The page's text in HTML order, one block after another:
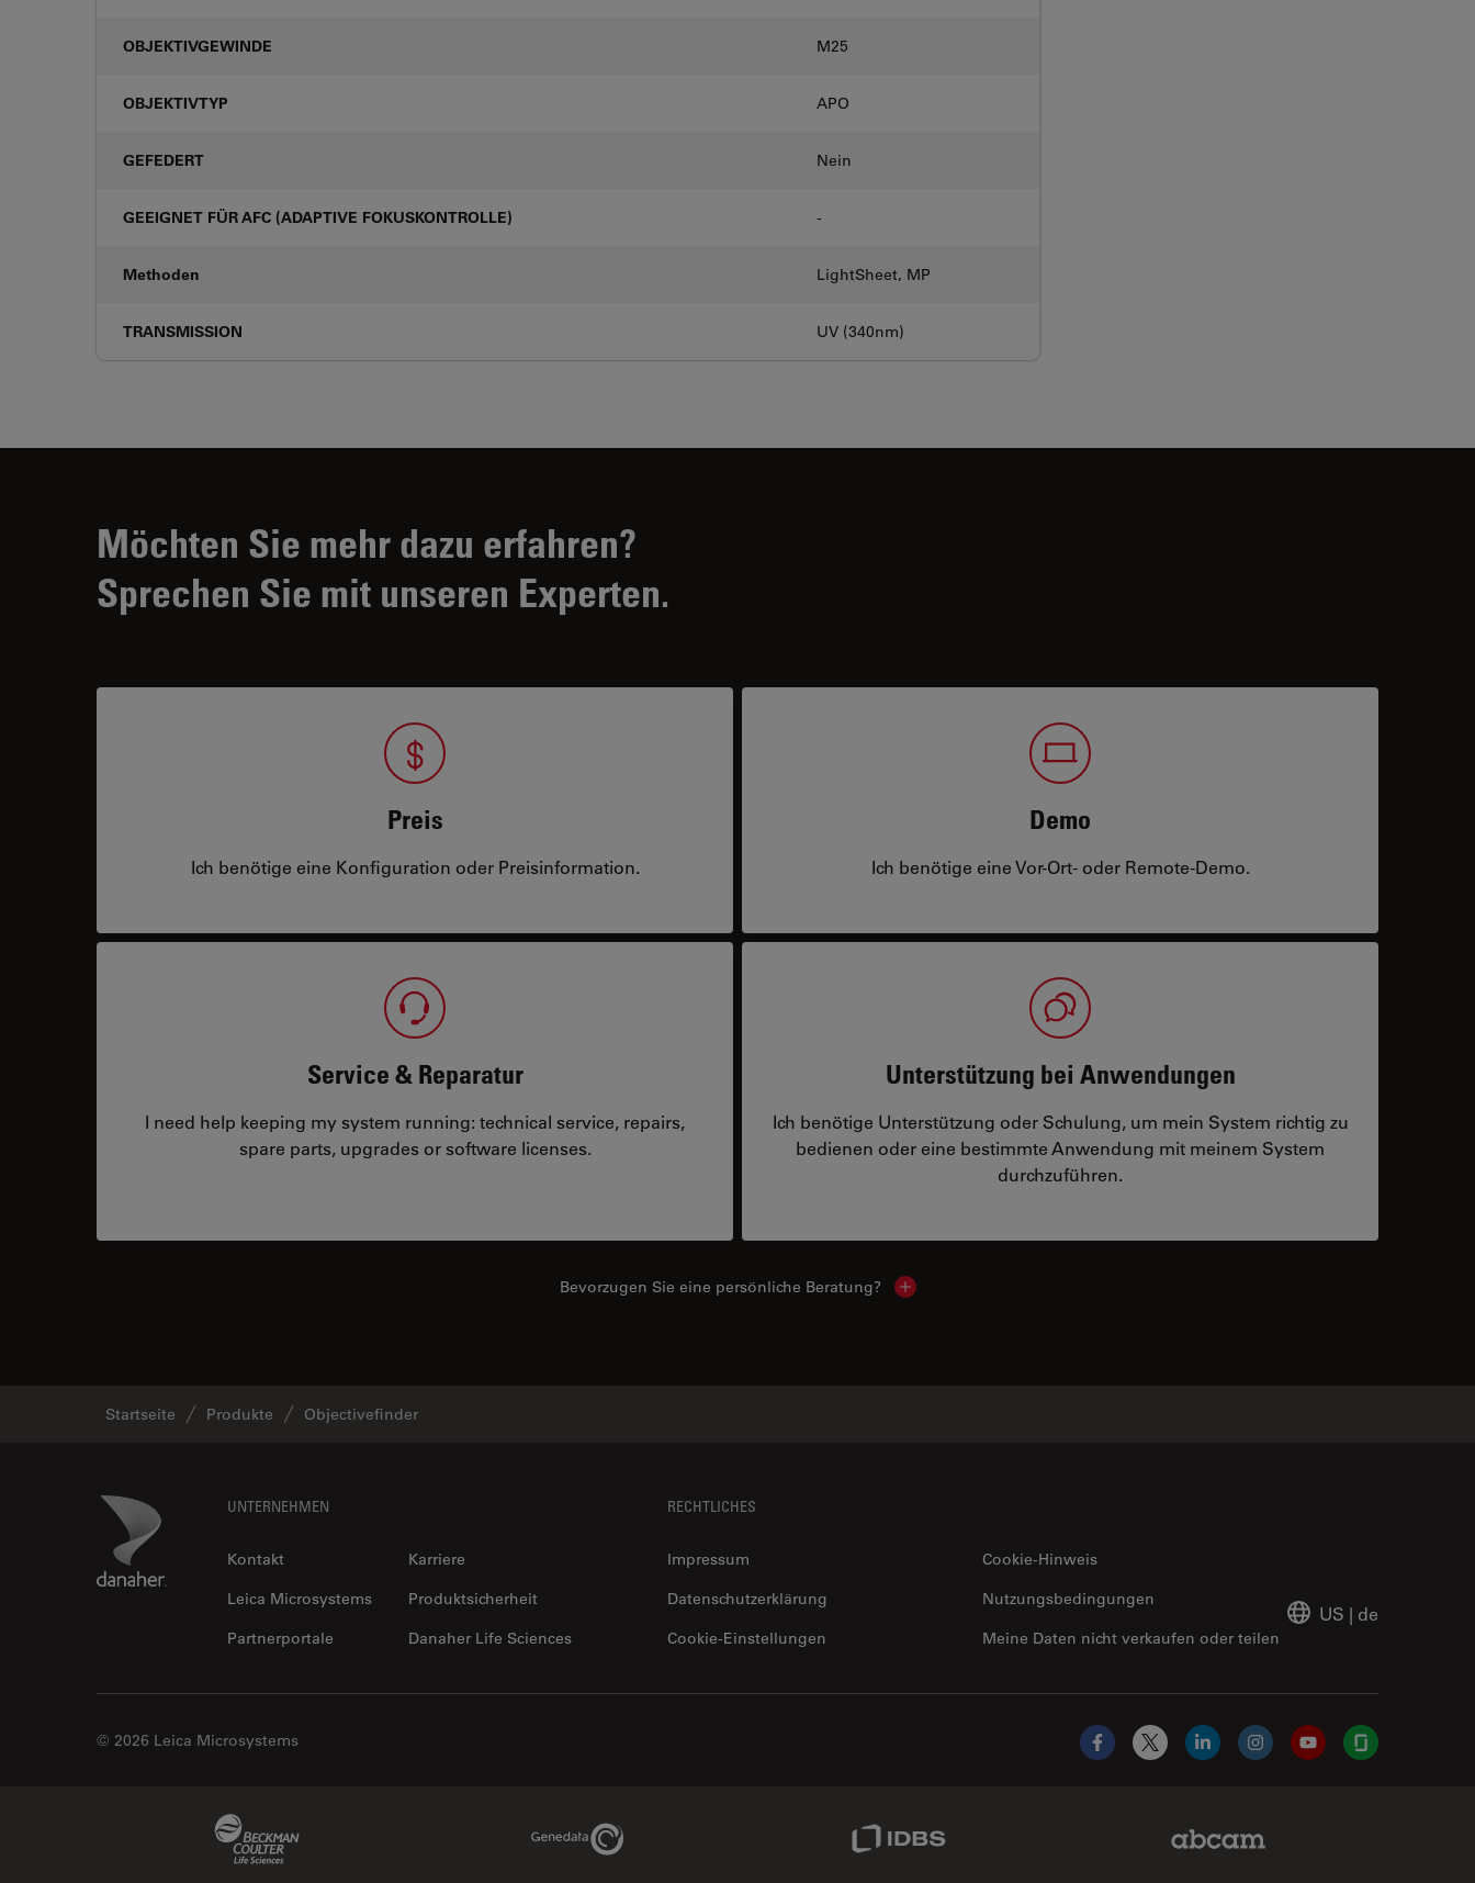
OBJEKTIVGEWINDE M25
OBJEKTIVTYP APO
GEFEDERT Nein
GEEIGNET FÜR AFC (ADAPTIVE FOKUSKONTROLLE) -
Methoden LightSheet, MP
TRANSMISSION UV (340nm)
Möchten Sie mehr dazu erfahren?
Sprechen Sie mit unseren Experten.
Preis
Ich benötige eine Konfiguration oder Preisinformation.
Demo
Ich benötige eine Vor-Ort- oder Remote-Demo.
Service & Reparatur
I need help keeping my system running: technical service, repairs,
spare parts, upgrades or software licenses.
Unterstützung bei Anwendungen
Ich benötige Unterstützung oder Schulung, um mein System richtig zu
bedienen oder eine bestimmte Anwendung mit meinem System
durchzuführen.
Bevorzugen Sie eine persönliche Beratung? Show local contacts
Startseite Produkte Objectivefinder
Danaher Logo UNTERNEHMEN
Kontakt
Karriere
Leica Microsystems
Produktsicherheit
Partnerportale
Danaher Life Sciences
RECHTLICHES
Impressum
Cookie-Hinweis
Datenschutzerklärung
Meine Daten nicht verkaufen oder teilen
Nutzungsbedingungen
Cookie-Einstellungen
US | de
© 2026 Leica Microsystems
Facebook
X LinkedInInstagramYouTubeGlassdoor
Genedata Link